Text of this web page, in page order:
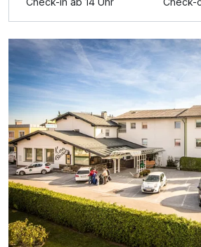
Für 2 Tage
Dreibettzimmer
2 Erwachsene und 1 Kind